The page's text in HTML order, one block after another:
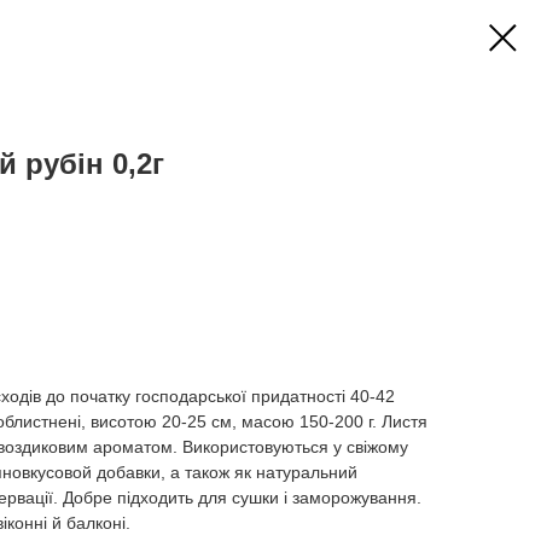
рубін 0,2г
до початку господарської придатності 40-42
висотою 20-25 см, масою 150-200 г. Листя
ароматом. Використовуються у свіжому
добавки, а також як натуральний
Добре підходить для сушки і заморожування.
й балконі.